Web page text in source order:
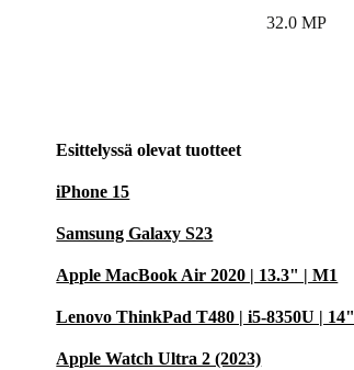
32.0 MP
Esittelyssä olevat tuotteet
iPhone 15
Samsung Galaxy S23
Apple MacBook Air 2020 | 13.3" | M1
Lenovo ThinkPad T480 | i5-8350U | 14"
Apple Watch Ultra 2 (2023)